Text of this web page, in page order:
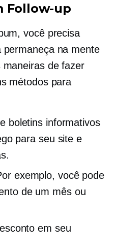
Follow-up
você precisa
na mente
de fazer
métodos para
boletins informativos
para seu site e
exemplo, você pode
de um mês ou
em seu